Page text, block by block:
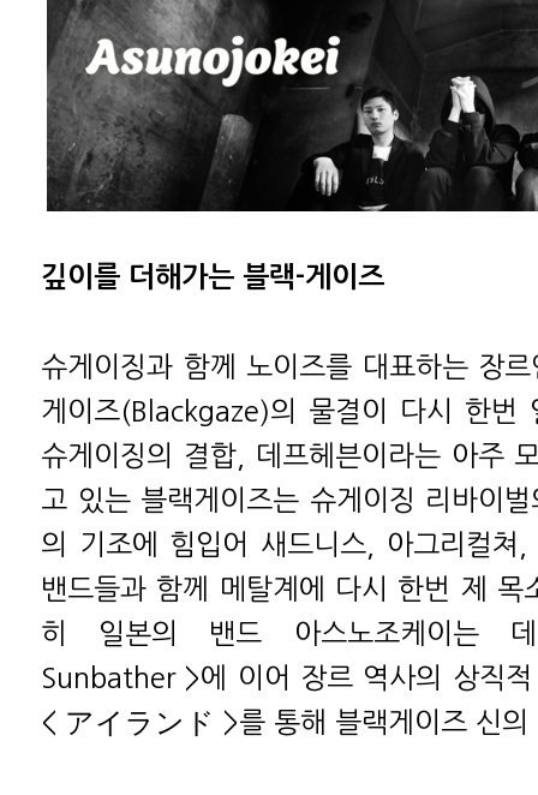
깊이를 더해가는 블랙-게이즈
슈게이징과 함께 노이즈를 대표하는 장
게이즈(Blackgaze)의 물결이 다시 한번
슈게이징의 결합, 데프헤븐이라는 아주
고 있는 블랙게이즈는 슈게이징 리바이
의 기조에 힘입어 새드니스, 아그리컬쳐
밴드들과 함께 메탈계에 다시 한번 제 목
히 일본의 밴드 아스노조케이는
Sunbather >에 이어 장르 역사의 상직
< アイランド >를 통해 블랙게이즈 신의